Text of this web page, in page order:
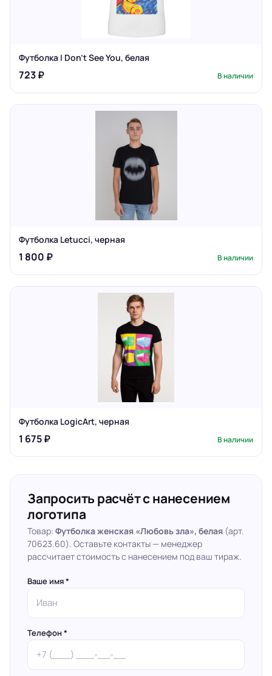
Футболка I Don't See You, белая
723 ₽ В наличии
Футболка Letucci, черная
1 800 ₽ В наличии
Футболка LogicArt, черная
1 675 ₽ В наличии
Запросить расчёт с нанесением
логотипа
Товар: Футболка женская «Любовь зла», белая (арт.
70623.60). Оставьте контакты — менеджер
рассчитает стоимость с нанесением под ваш тираж.
Ваше имя *
Телефон *